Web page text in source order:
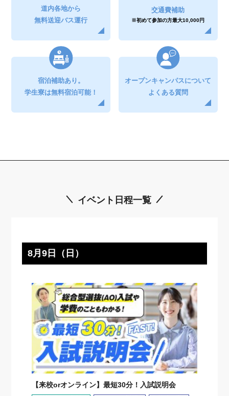
道内各地から
無料送迎バス運行
交通費補助
※初めて参加の方最大10,000円
宿泊補助あり。
学生寮は無料宿泊可能！
オープンキャンパスについて
よくある質問
イベント日程一覧
8月9日（日）
【来校orオンライン】最短30分！入試説明会